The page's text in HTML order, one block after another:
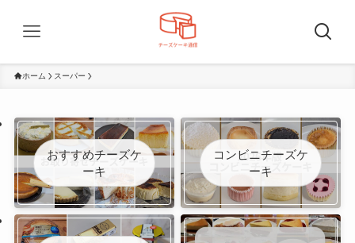
ホーム スーパー
おすすめチーズケ
ーキ
コンビニチーズケ
ーキ